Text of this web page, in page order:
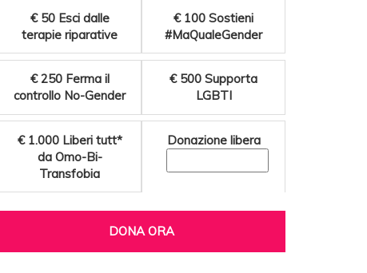
€ 50 Esci dalle
terapie riparative
€ 100 Sostieni
#MaQualeGender
€ 250 Ferma il
controllo No-Gender
€ 500 Supporta
LGBTI
€ 1.000 Liberi tutt*
da Omo-Bi-
Transfobia
Donazione libera
DONA ORA